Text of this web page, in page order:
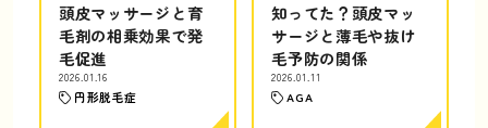
頭皮マッサージと育
毛剤の相乗効果で発
毛促進
2026.01.16
円形脱毛症
知ってた？頭皮マッ
サージと薄毛や抜け
毛予防の関係
2026.01.11
AGA